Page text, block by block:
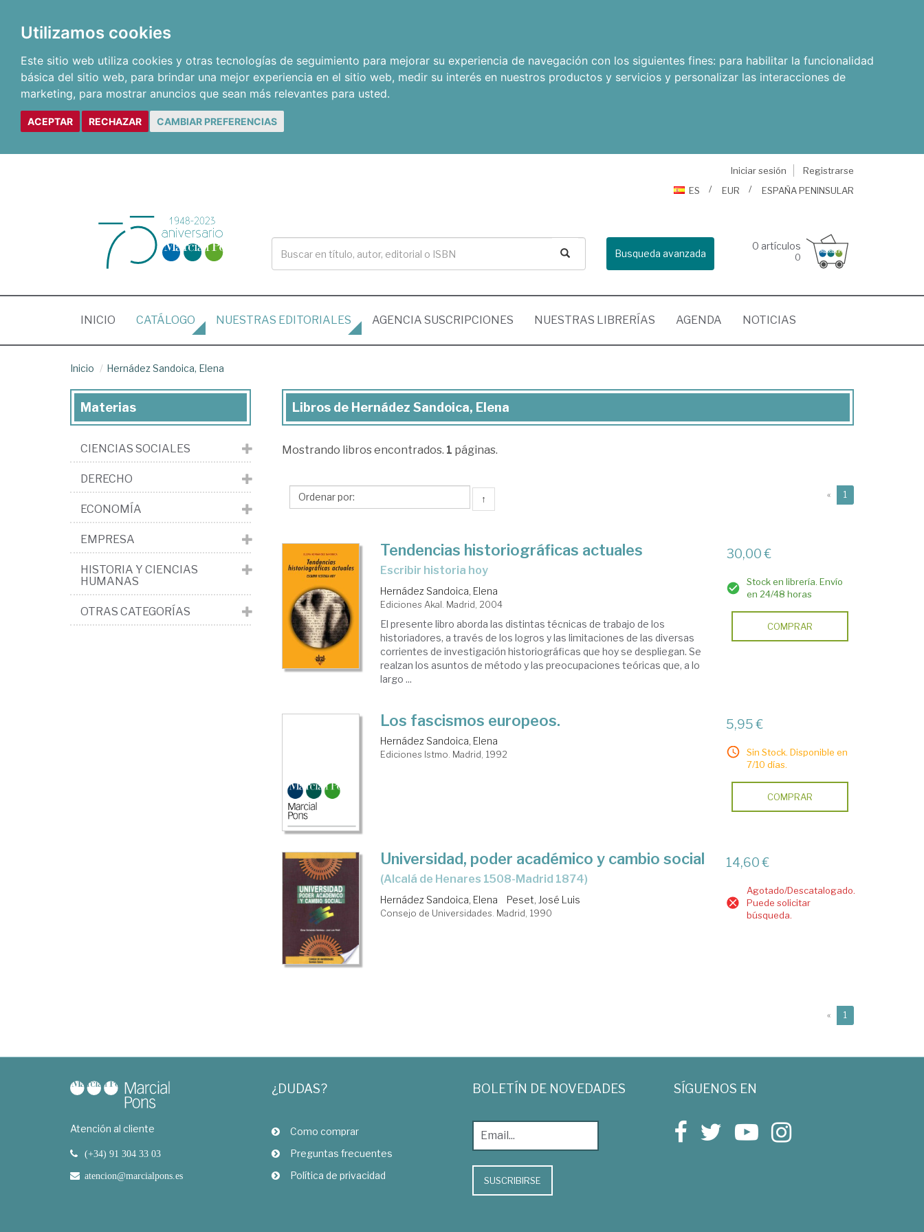
Utilizamos cookies
Este sitio web utiliza cookies y otras tecnologías de seguimiento para mejorar su experiencia de navegación con los siguientes fines: para habilitar la funcionalidad
básica del sitio web, para brindar una mejor experiencia en el sitio web, medir su interés en nuestros productos y servicios y personalizar las interacciones de
marketing, para mostrar anuncios que sean más relevantes para usted.
ACEPTAR RECHAZAR CAMBIAR PREFERENCIAS
Iniciar sesión
Registrarse
ES
EUR ESPAÑA PENINSULAR
Busqueda avanzada
0 artículos
0
INICIO (CURRENT)
CATÁLOGO NUESTRAS EDITORIALES AGENCIA SUSCRIPCIONES NUESTRAS LIBRERÍAS AGENDA NOTICIAS
Inicio Hernádez Sandoica, Elena
Libros
Hernádez
Elena
Libros de Hernádez Sandoica, Elena
Mostrando libros encontrados. 1 páginas.
↑ « 1
Tendencias historiográficas actuales
escribir historia hoy
Hernádez Sandoica, Elena
Ediciones Akal. Madrid, 2004
El presente libro aborda las distintas técnicas de trabajo de los
historiadores, a través de los logros y las limitaciones de las diversas
corrientes de investigación historiográficas que hoy se despliegan. Se
realzan los asuntos de método y las preocupaciones teóricas que, a lo
largo ...
30,00 €
Stock en librería. Envío
en 24/48 horas
COMPRAR
Los fascismos europeos.
Hernádez Sandoica, Elena
Ediciones Istmo. Madrid, 1992
5,95 €
Sin Stock. Disponible en
7/10 días.
COMPRAR
Universidad, poder académico y cambio social
(Alcalá de Henares 1508-Madrid 1874)
Hernádez Sandoica, Elena Peset, José Luis
Consejo de Universidades. Madrid, 1990
14,60 €
Agotado/Descatalogado.
Puede solicitar
búsqueda.
« 1
Materias
CIENCIAS SOCIALES
DERECHO
ECONOMÍA
EMPRESA
HISTORIA Y CIENCIAS
HUMANAS
OTRAS CATEGORÍAS
Atención al cliente
(+34) 91 304 33 03
atencion@marcialpons.es
¿DUDAS?
Como comprar
Preguntas frecuentes
Política de privacidad
BOLETÍN DE NOVEDADES
SUSCRIBIRSE
SÍGUENOS EN